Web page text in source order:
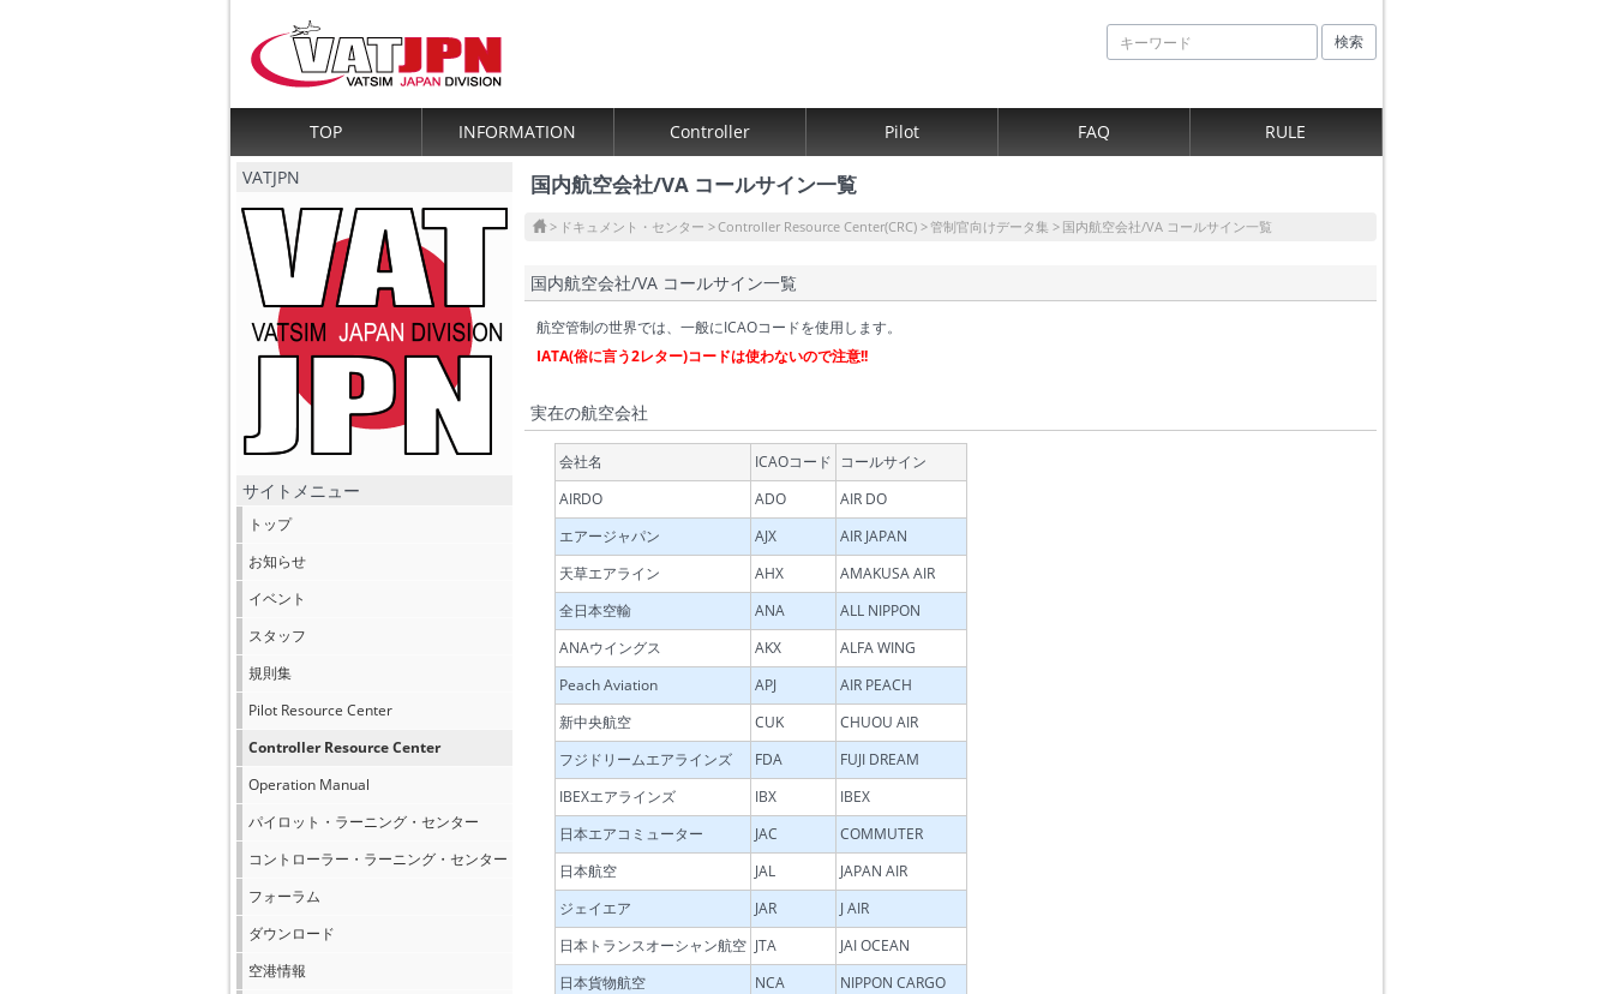
検索
TOP INFORMATION Controller Pilot FAQ
RULE
VATJPN
サイトメニュー
トップ
お知らせ
イベント
スタッフ
規則集
Pilot Resource Center
Controller Resource Center
Operation Manual
パイロット・ラーニング・センター
コントローラー・ラーニング・センター
フォーラム
ダウンロード
空港情報
国内航空会社/VA コールサイン一覧
ドキュメント・センター Controller Resource Center(CRC) 管制官向けデータ集 国内航空会社/VA コールサイン一覧
国内航空会社/VA コールサイン一覧
航空管制の世界では、一般にICAOコードを使用します。
IATA(俗に言う2レター)コードは使わないので注意!!
実在の航空会社
会社名 ICAOコード コールサイン
AIRDO
ADO
AIR DO
エアージャパン
AJX
AIR JAPAN
天草エアライン
AHX
AMAKUSA AIR
全日本空輸
ANA
ALL NIPPON
ANAウイングス
AKX
ALFA WING
Peach Aviation
APJ
AIR PEACH
新中央航空
CUK
CHUOU AIR
フジドリームエアラインズ
FDA
FUJI DREAM
IBEXエアラインズ
IBX
IBEX
日本エアコミューター
JAC
COMMUTER
日本航空
JAL
JAPAN AIR
ジェイエア
JAR
J AIR
日本トランスオーシャン航空 JTA
JAI OCEAN
日本貨物航空
NCA
NIPPON CARGO